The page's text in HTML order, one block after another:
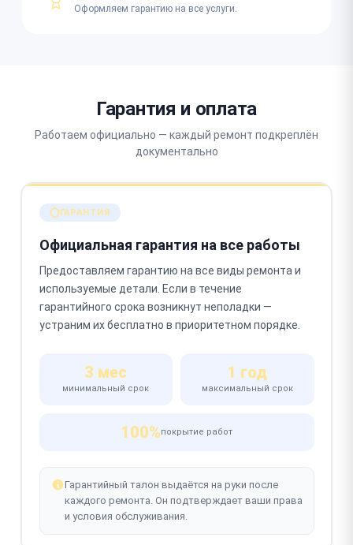
Оформляем гарантию на все услуги.
Гарантия и оплата
Работаем официально — каждый ремонт подкреплён
документально
ГАРАНТИЯ
Официальная гарантия на все работы
Предоставляем гарантию на все виды ремонта и
используемые детали. Если в течение
гарантийного срока возникнут неполадки —
устраним их бесплатно в приоритетном порядке.
3 мес
минимальный срок
1 год
максимальный срок
100%покрытие работ
Гарантийный талон выдаётся на руки после
каждого ремонта. Он подтверждает ваши права
и условия обслуживания.